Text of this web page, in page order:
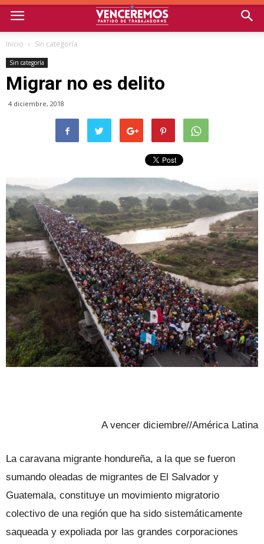
Inicio Sin categoría
Sin categoría
Migrar no es delito
4 diciembre, 2018
A vencer diciembre//América Latina
La caravana migrante hondureña, a la que se fueron
sumando oleadas de migrantes de El Salvador y
Guatemala, constituye un movimiento migratorio
colectivo de una región que ha sido sistemáticamente
saqueada y expoliada por las grandes corporaciones